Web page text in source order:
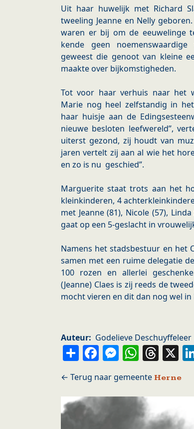
Uit haar huwelijk met Richard
tweeling Jeanne en Nelly
waren er bij om de eeuwelinge
kende geen
geweest die genoot van kleine
maakte over bijkomstigheden.
Tot voor haar verhuis naar het
Marie nog heel zelfstandig in
haar huisje aan de
nieuwe besloten leefwereld”,
uiterst gezond, zij houdt van
jaren vertelt zij aan al wie het
en zo is nu geschied”.
Marguerite staat trots aan het
kleinkinderen, 4
met Jeanne (81), Nicole (57),
gaat op een 5-geslacht in
Namens het stadsbestuur en het
samen met een ruime delegatie
100 rozen en allerlei
(Jeanne) Claes is zij reeds de
mocht vieren en dit dan nog wel in
Auteur Godelieve Deschuyffeleer
ShareFacebook X
Herne